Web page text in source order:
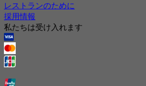
レストランのために
採用情報
私たちは受け入れます